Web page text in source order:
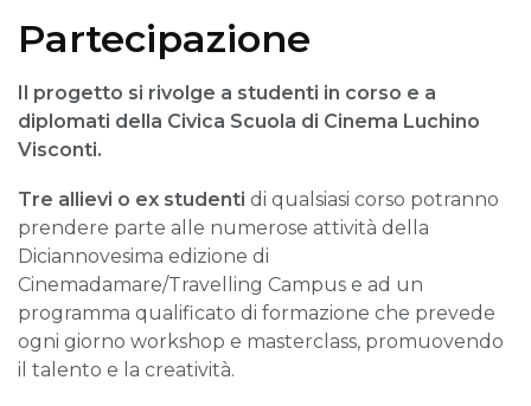
Partecipazione
Il progetto si rivolge a studenti in corso e a
diplomati della Civica Scuola di Cinema Luchino
Visconti.
Tre allievi o ex studenti di qualsiasi corso potranno
prendere parte alle numerose attività della
Diciannovesima edizione di
Cinemadamare/Travelling Campus e ad un
programma qualificato di formazione che prevede
ogni giorno workshop e masterclass, promuovendo
il talento e la creatività.